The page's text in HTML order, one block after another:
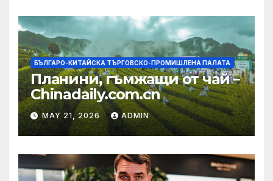
БЪЛГАРО-КИТАЙСКА ТЪРГОВСКО-ПРОМИШЛЕНА ПАЛАТА
Планини, гъмжащи от чай –
Chinadaily.com.cn
MAY 21, 2026 ADMIN